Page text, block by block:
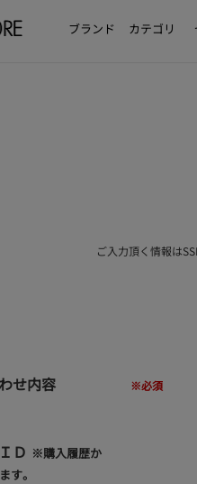
ブランド カテゴリ
ご入力頂く情報は
せ内容
Ｄ ※購入履歴か
す。